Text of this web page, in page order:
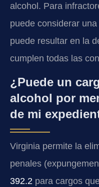
alcohol. Para
puede considerar
puede resultar en la
cumplen todas las
¿Puede un
alcohol por
de mi
Virginia permite la
penales
392.2 para cargos